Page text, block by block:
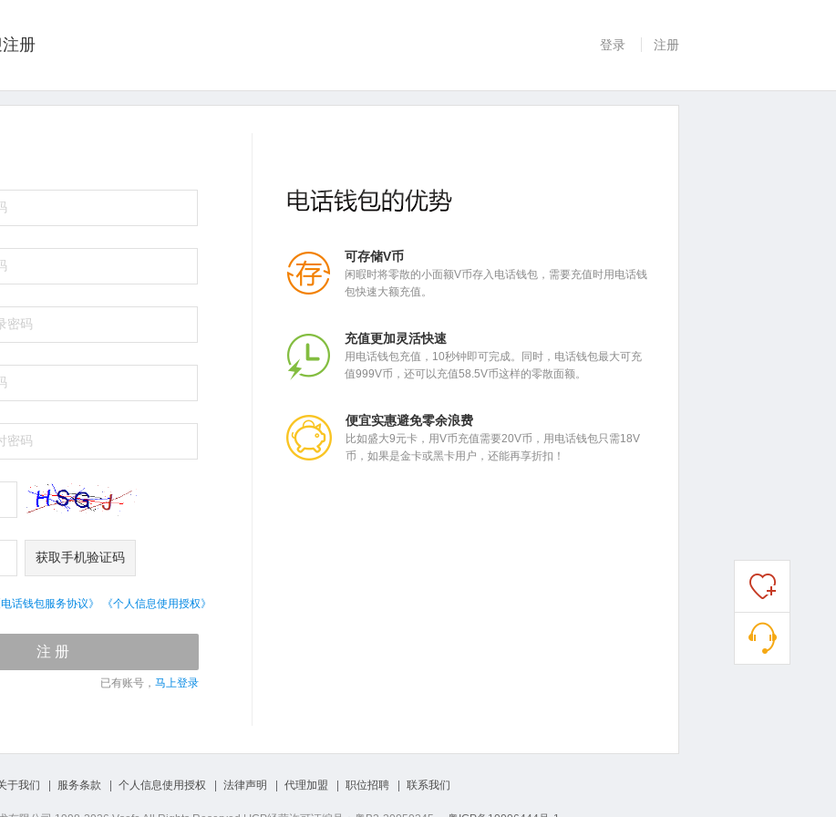
册 登录 注册
获取手机验证码
电话钱包服务协议》 《个人信息使用授权》
已有账号， 马上登录
可存储V币
闲暇时将零散的小面额V币存入电话钱包，需要充值时用电话钱
包快速大额充值。
充值更加灵活快速
用电话钱包充值，10秒钟即可完成。同时，电话钱包最大可充
值999V币，还可以充值58.5V币这样的零散面额。
便宜实惠避免零余浪费
比如盛大9元卡，用V币充值需要20V币，用电话钱包只需18V
币，如果是金卡或黑卡用户，还能再享折扣！
于我们 服务条款 个人信息使用授权 法律声明 代理加盟 职位招聘 联系我们